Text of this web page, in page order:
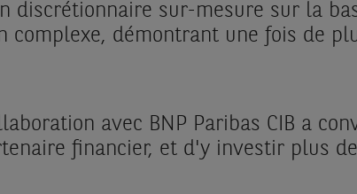
discrétionnaire sur-mesure sur la
démontrant une fois de
avec BNP Paribas CIB a
financier, et d'y investir plus